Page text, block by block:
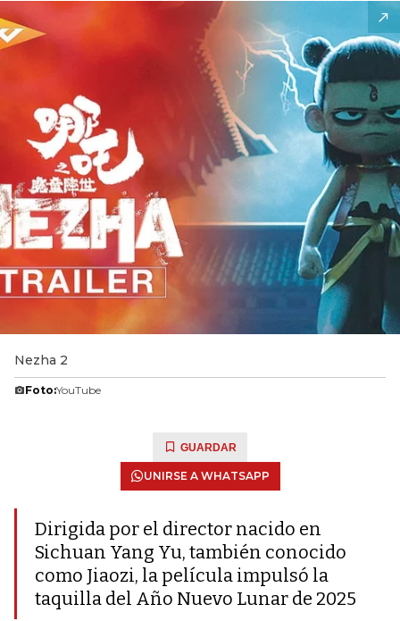
Nezha 2
Foto:YouTube
GUARDAR
UNIRSE A WHATSAPP
Dirigida por el director nacido en
Sichuan Yang Yu, también conocido
como Jiaozi, la película impulsó la
taquilla del Año Nuevo Lunar de 2025